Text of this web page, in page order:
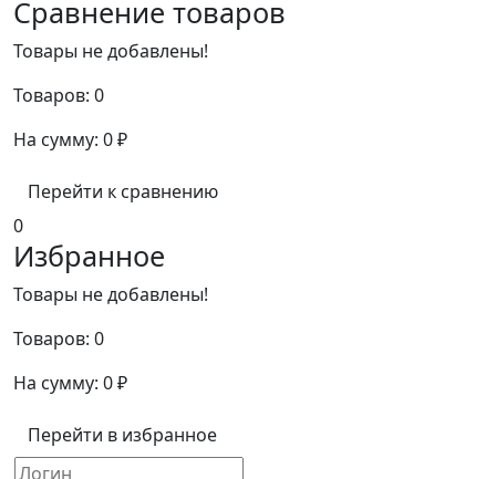
Сравнение товаров
Товары не добавлены!
Товаров: 0
На сумму: 0₽
Перейти к сравнению
0
Избранное
Товары не добавлены!
Товаров: 0
На сумму: 0₽
Перейти в избранное